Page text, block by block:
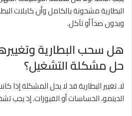
البطارية مشحونة بالكامل وأن كابلات
وبدون صدأ أو تآكل.
هل سحب البطارية
حل مشكلة التشغيل؟
لا. تغيير البطارية قد لا يحل المشكلة إذا
الدينمو، الحساسات أو الفيوزات، إذ يجب